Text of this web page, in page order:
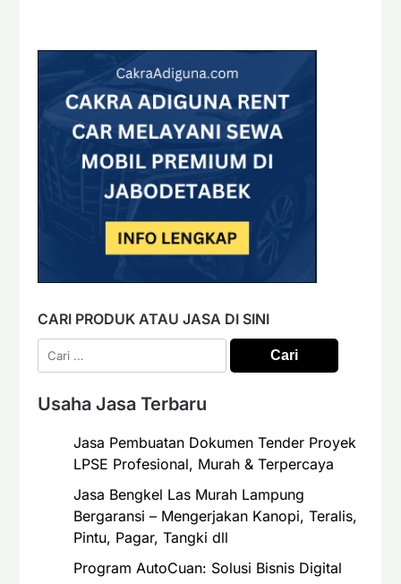
CARI PRODUK ATAU JASA DI SINI
Cari
untuk:
Usaha Jasa Terbaru
Jasa Pembuatan Dokumen Tender Proyek
LPSE Profesional, Murah & Terpercaya
Jasa Bengkel Las Murah Lampung
Bergaransi – Mengerjakan Kanopi, Teralis,
Pintu, Pagar, Tangki dll
Program AutoCuan: Solusi Bisnis Digital